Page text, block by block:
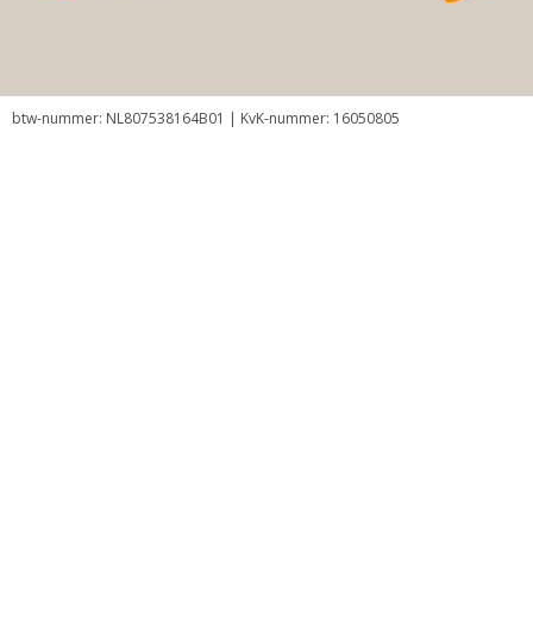
btw-nummer: NL807538164B01 | KvK-nummer: 16050805